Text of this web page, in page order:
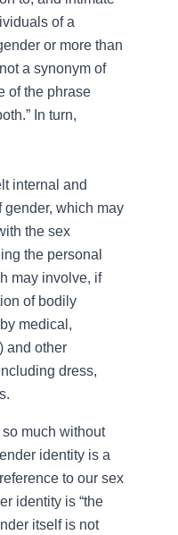
of a
or more than
a synonym of
of the phrase
In turn,
internal and
which may
the sex
the personal
may involve, if
of bodily
medical,
and other
dress,
so much without
identity is a
to our sex
identity is “the
itself is not